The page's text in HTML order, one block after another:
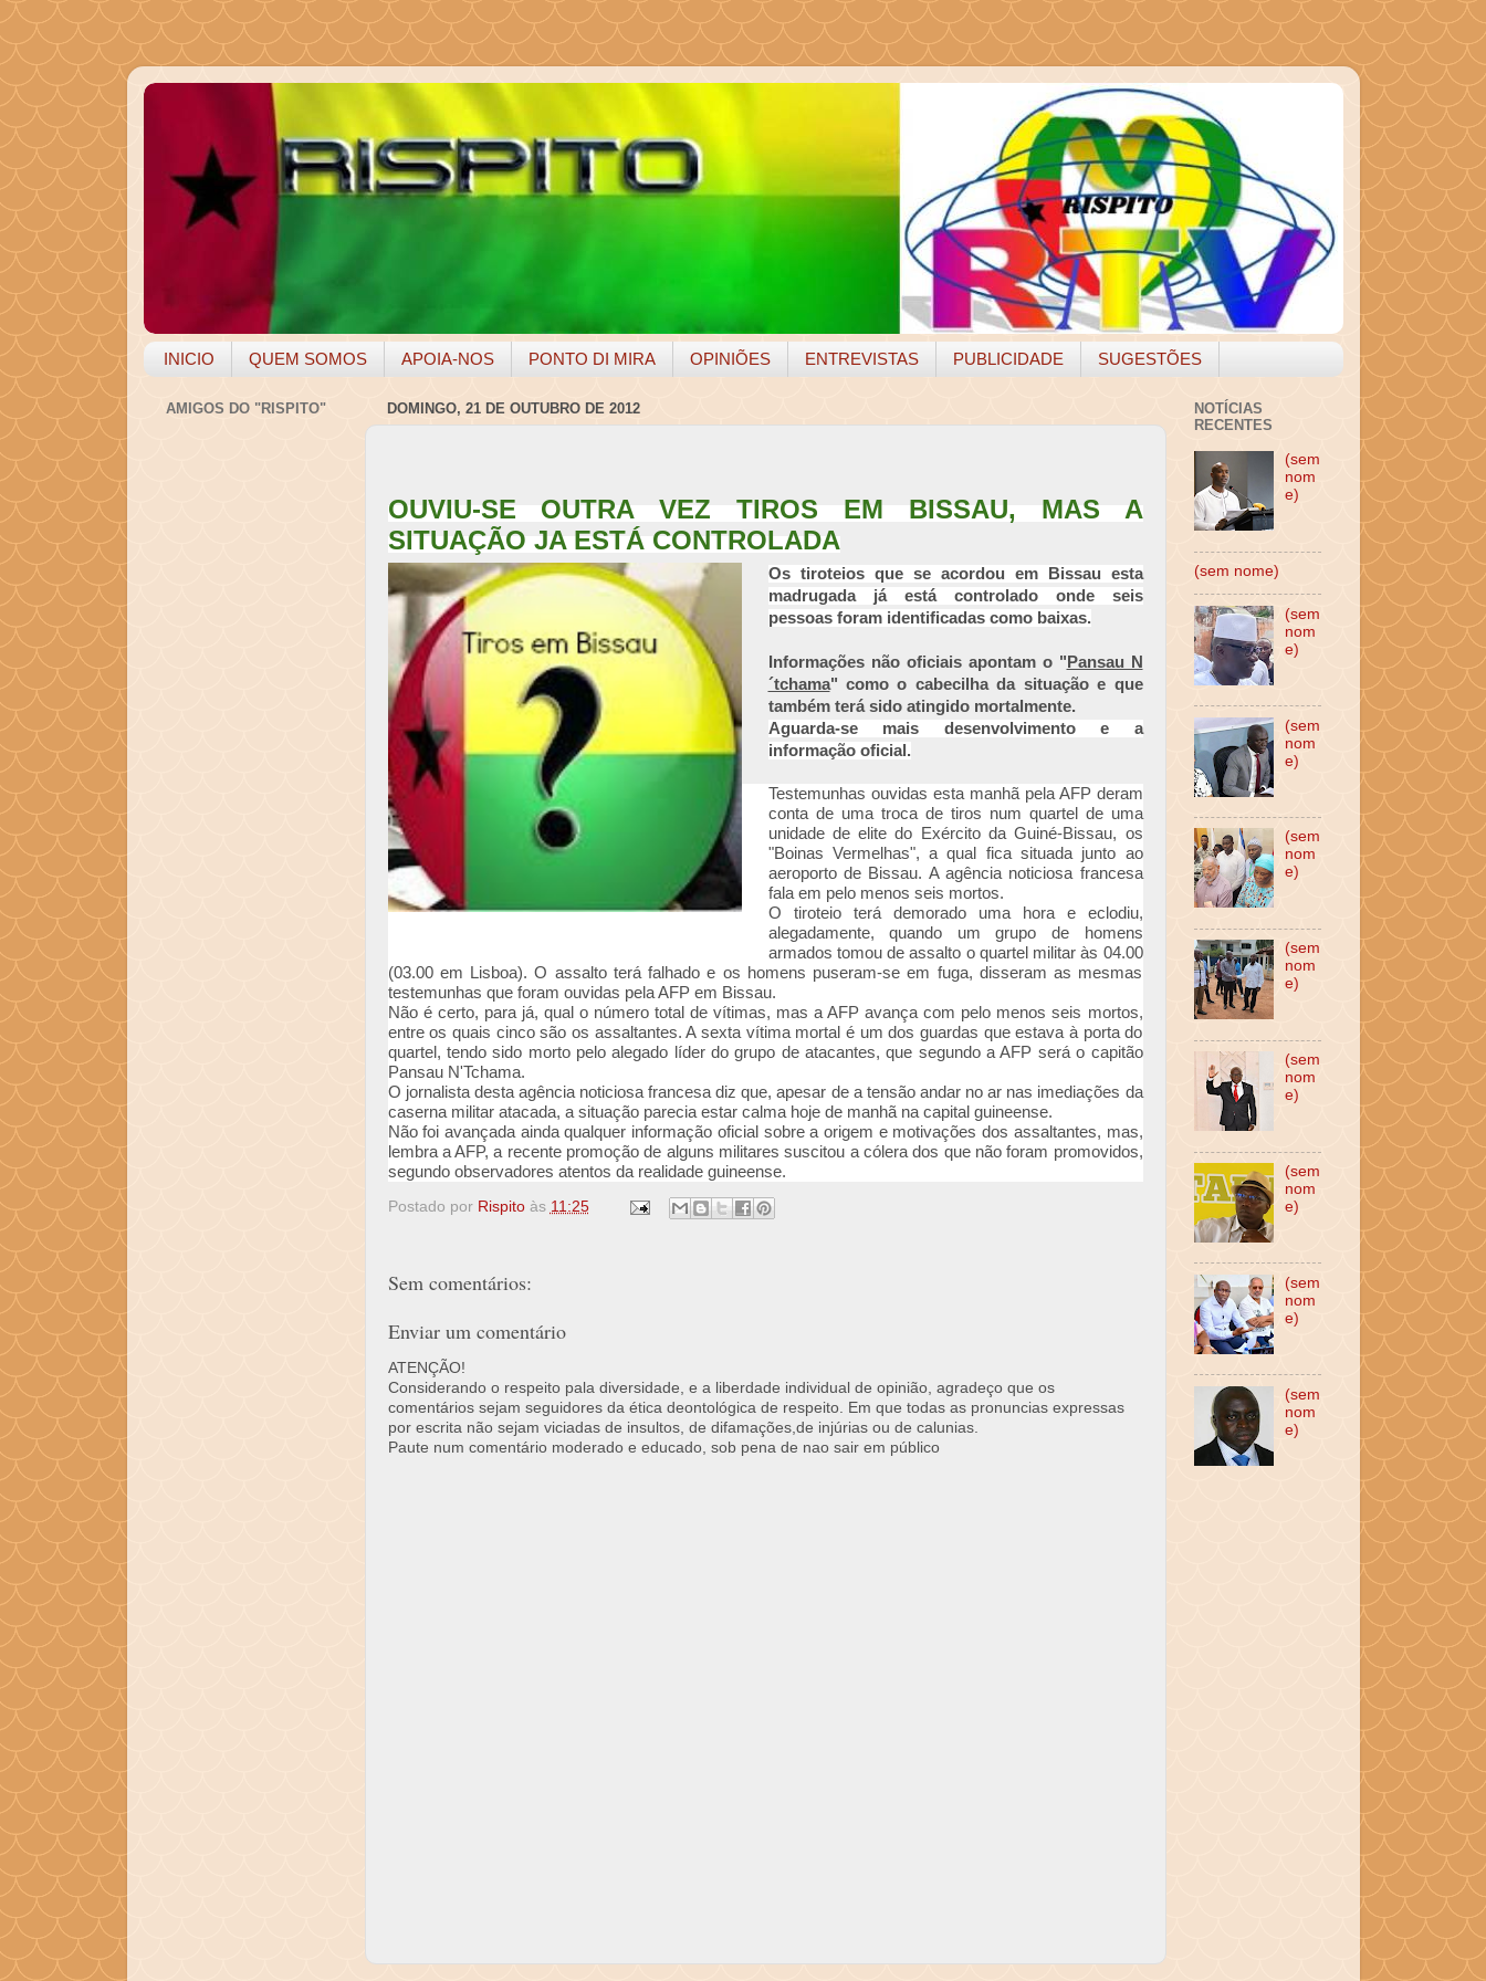
INICIO QUEM SOMOS APOIA-NOS PONTO DI MIRA OPINIÕES ENTREVISTAS PUBLICIDADE SUGESTÕES
DOMINGO, 21 DE OUTUBRO DE 2012
OUVIU-SE OUTRA VEZ TIROS EM BISSAU, MAS A
SITUAÇÃO JA ESTÁ CONTROLADA
Os tiroteios que se acordou em Bissau esta
madrugada já está controlado onde seis
pessoas foram identificadas como baixas.
Informações não oficiais apontam o " Pansau N
´tchama" como o cabecilha da situação e que
também terá sido atingido mortalmente.
Aguarda-se mais desenvolvimento e a
informação oficial.
Testemunhas ouvidas esta manhã pela AFP deram
conta de uma troca de tiros num quartel de uma
unidade de elite do Exército da Guiné-Bissau, os
"Boinas Vermelhas", a qual fica situada junto ao
aeroporto de Bissau. A agência noticiosa francesa
fala em pelo menos seis mortos.
O tiroteio terá demorado uma hora e eclodiu,
alegadamente, quando um grupo de homens
armados tomou de assalto o quartel militar às 04.00
(03.00 em Lisboa). O assalto terá falhado e os homens puseram-se em fuga, disseram as mesmas
testemunhas que foram ouvidas pela AFP em Bissau.
Não é certo, para já, qual o número total de vítimas, mas a AFP avança com pelo menos seis mortos,
entre os quais cinco são os assaltantes. A sexta vítima mortal é um dos guardas que estava à porta do
quartel, tendo sido morto pelo alegado líder do grupo de atacantes, que segundo a AFP será o capitão
Pansau N'Tchama.
O jornalista desta agência noticiosa francesa diz que, apesar de a tensão andar no ar nas imediações da
caserna militar atacada, a situação parecia estar calma hoje de manhã na capital guineense.
Não foi avançada ainda qualquer informação oficial sobre a origem e motivações dos assaltantes, mas,
lembra a AFP, a recente promoção de alguns militares suscitou a cólera dos que não foram promovidos,
segundo observadores atentos da realidade guineense.
Postado por Rispito às 11:25
Sem comentários:
Enviar um comentário
ATENÇÃO!
Considerando o respeito pala diversidade, e a liberdade individual de opinião, agradeço que os
comentários sejam seguidores da ética deontológica de respeito. Em que todas as pronuncias expressas
por escrita não sejam viciadas de insultos, de difamações,de injúrias ou de calunias.
Paute num comentário moderado e educado, sob pena de nao sair em público
AMIGOS DO "RISPITO"
NOTÍCIAS
RECENTES
(sem
nom
e)
(sem nome)
(sem
nom
e)
(sem
nom
e)
(sem
nom
e)
(sem
nom
e)
(sem
nom
e)
(sem
nom
e)
(sem
nom
e)
(sem
nom
e)